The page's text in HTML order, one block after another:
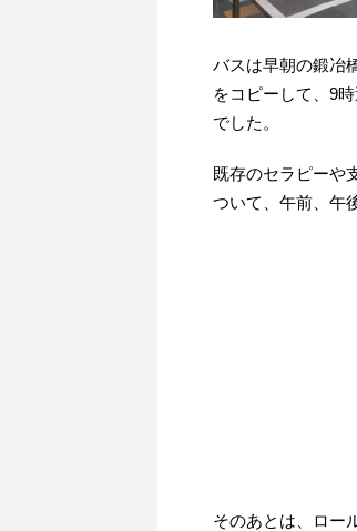
バスは早朝の鍛冶
をコピーして、9
でした。
既存のセラピーや
ついて、午前、午
そのあとは、ロー